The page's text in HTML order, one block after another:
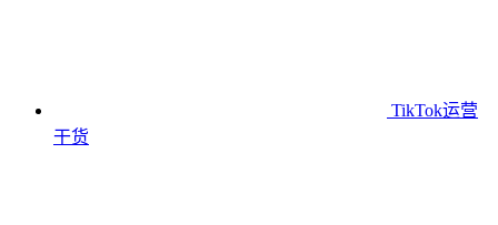
TikTok运营
干货